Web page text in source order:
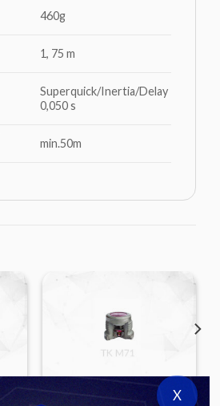
460g
1, 75 m
Superquick/Inertia/Delay
0,050 s
min.50m
FUSES & GRANADES X